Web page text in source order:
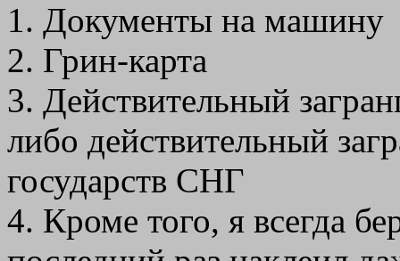
1. Документы на машину
2. Грин-карта
3. Действительный
либо действительный
государств СНГ
4. Кроме того, я всегда